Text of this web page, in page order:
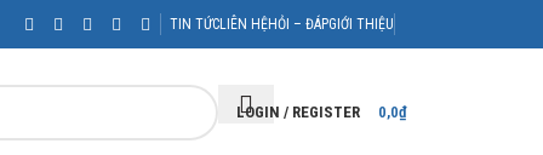
TIN TỨCLIÊN HỆHỎI – ĐÁPGIỚI THIỆU
LOGIN / REGISTER 0,0₫